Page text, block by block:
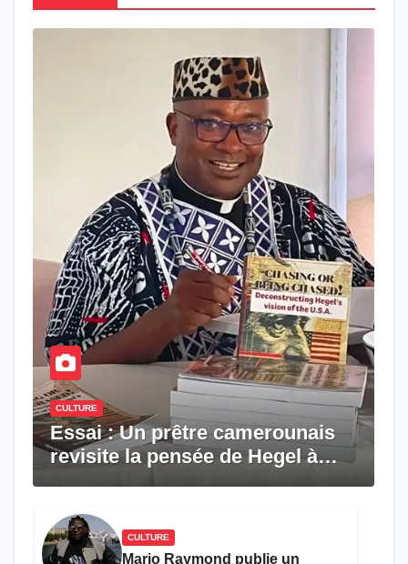
CULTURE
Essai : Un prêtre camerounais
revisite la pensée de Hegel à
CULTURE
Mario Raymond publie un